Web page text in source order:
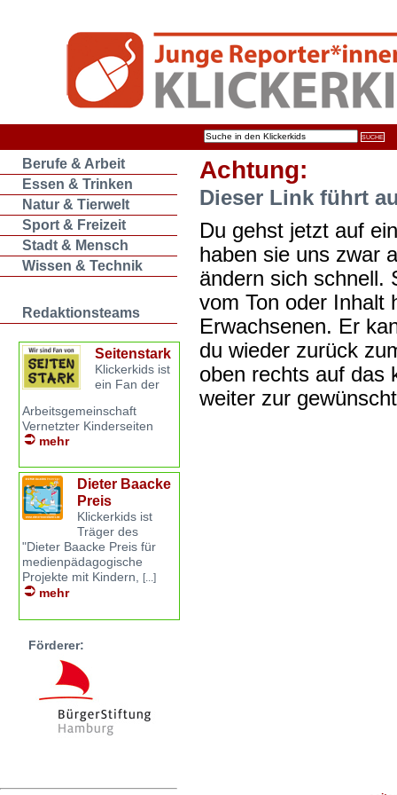
Berufe & Arbeit
Essen & Trinken
Natur & Tierwelt
Sport & Freizeit
Stadt & Mensch
Wissen & Technik
Redaktionsteams
Seitenstark
Klickerkids ist
ein Fan der
Arbeitsgemeinschaft
Vernetzter Kinderseiten
mehr
Dieter Baacke
Preis
Klickerkids ist
Träger des
"Dieter Baacke Preis für
medienpädagogische
Projekte mit Kindern, [...]
mehr
Förderer:
Achtung:
Dieser Link führt
Du gehst jetzt auf
haben sie uns zwar
ändern sich schnell.
vom Ton oder Inhalt
Erwachsenen. Er
du wieder zurück
oben rechts auf das
weiter zur